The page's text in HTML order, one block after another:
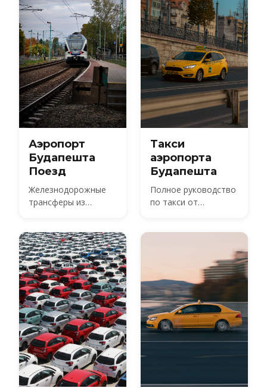
under the new airport
surcharge.
заранее.
Аэропорт
Будапешта
Поезд
Железнодорожные
трансферы из
Будапешта
Такси
аэропорта
Будапешта
Полное руководство
по такси от